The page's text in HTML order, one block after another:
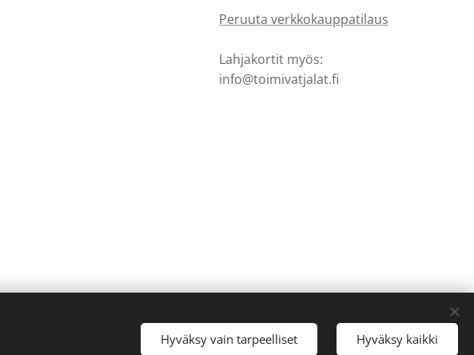
Peruuta verkkokauppatilaus
Lahjakortit myös:
info@toimivatjalat.fi
Hyväksy vain tarpeelliset Hyväksy kaikki